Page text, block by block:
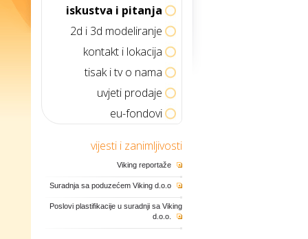
iskustva i pitanja
2d i 3d modeliranje
kontakt i lokacija
tisak i tv o nama
uvjeti prodaje
eu-fondovi
vijesti i zanimljivosti
Viking reportaže
Suradnja sa poduzećem Viking d.o.o
Poslovi plastifikacije u suradnji sa Viking
d.o.o.